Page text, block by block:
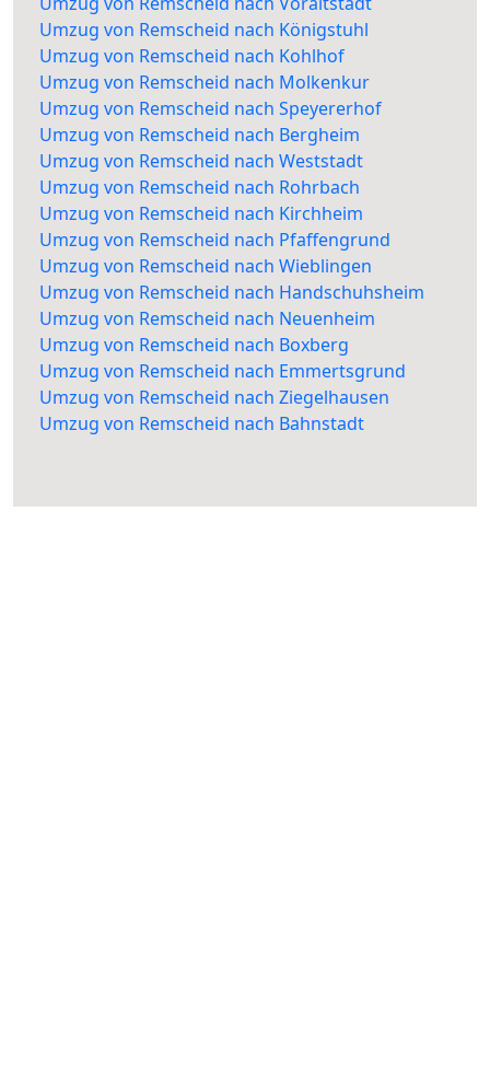
Umzug von Remscheid nach Königstuhl
Umzug von Remscheid nach Kohlhof
Umzug von Remscheid nach Molkenkur
Umzug von Remscheid nach Speyererhof
Umzug von Remscheid nach Bergheim
Umzug von Remscheid nach Weststadt
Umzug von Remscheid nach Rohrbach
Umzug von Remscheid nach Kirchheim
Umzug von Remscheid nach Pfaffengrund
Umzug von Remscheid nach Wieblingen
Umzug von Remscheid nach Handschuhsheim
Umzug von Remscheid nach Neuenheim
Umzug von Remscheid nach Boxberg
Umzug von Remscheid nach Emmertsgrund
Umzug von Remscheid nach Ziegelhausen
Umzug von Remscheid nach Bahnstadt